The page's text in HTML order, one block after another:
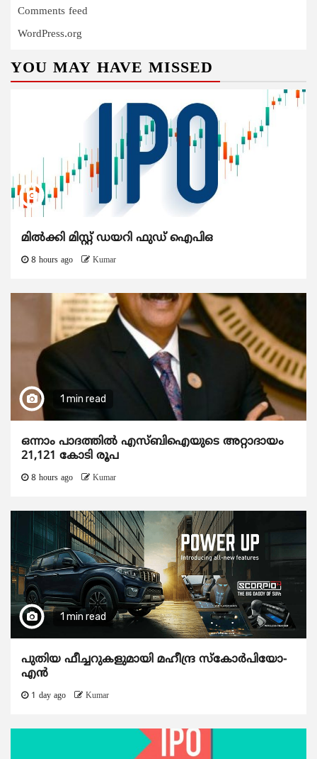
Comments feed
WordPress.org
YOU MAY HAVE MISSED
മിൽക്കി മിസ്റ്റ് ഡയറി ഫുഡ് ഐപിഒ
8 hours ago Kumar
1 min read
ഒന്നാം പാദത്തിൽ എസ്ബിഐയുടെ അറ്റാദായം
21,121 കോടി രൂപ
8 hours ago Kumar
1 min read
പുതിയ ഫീച്ചറുകളുമായി മഹീന്ദ്ര സ്കോർപിയോ-
എൻ
1 day ago Kumar